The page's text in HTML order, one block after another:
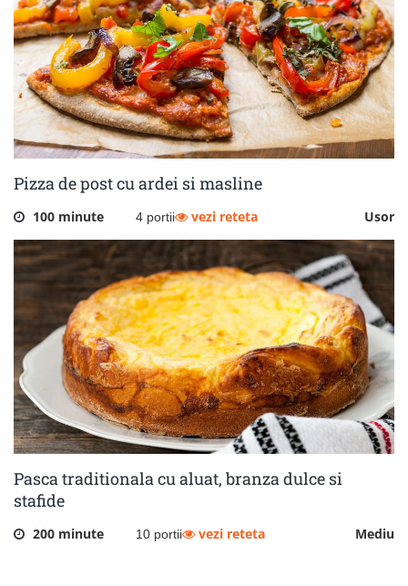
Pizza de post cu ardei si masline
100 minute 4 portii Usor
vezi reteta
Pasca traditionala cu aluat, branza dulce si
stafide
200 minute 10 portii Mediu
vezi reteta